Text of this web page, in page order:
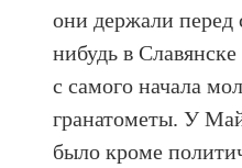
они держали перед
нибудь в
с самого начала
гранатометы. У
было кроме